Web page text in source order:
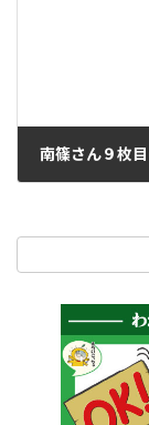
南篠さん９枚